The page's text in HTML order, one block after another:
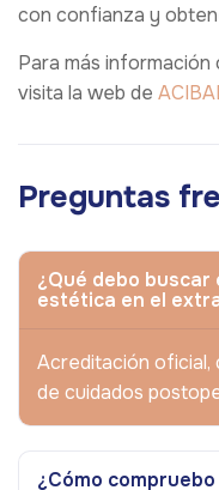
con confianza y
Para más
visita la web de
Preguntas
¿Qué debo buscar
estética en el
Acreditación oficial,
de cuidados
¿Cómo